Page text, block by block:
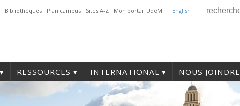
English
Bibliothèques Plan campus Sites A-Z Mon portail UdeM
RESSOURCES INTERNATIONAL NOUS JOINDRE